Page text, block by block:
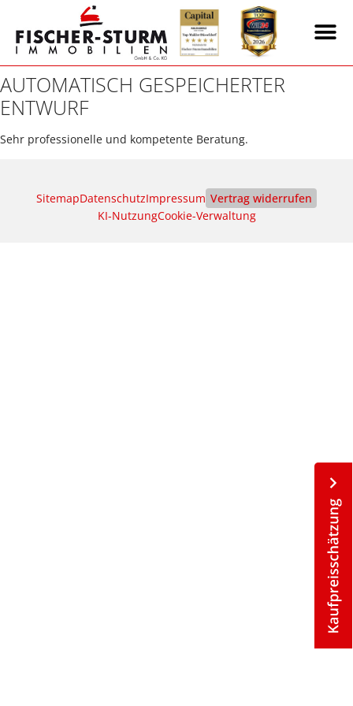
AUTOMATISCH GESPEICHERTER
ENTWURF
Sehr professionelle und kompetente Beratung.
SitemapDatenschutzImpressum Vertrag widerrufen
KI‑NutzungCookie-Verwaltung